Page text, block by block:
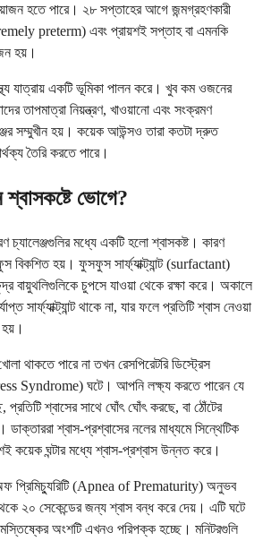
হতে পারে। ২৮ সপ্তাহের আগে জন্মগ্রহণকারী
preterm) এবং প্রায়শই সপ্তাহ বা এমনকি
হয়।
যাত্রায় একটি ভূমিকা পালন করে। খুব কম ওজনের
তাপমাত্রা নিয়ন্ত্রণ, খাওয়ানো এবং সংক্রমণ
সম্মুখীন হয়। কয়েক আউন্সও তারা কতটা দ্রুত
তৈরি করতে পারে।
ভোগে?
চ্যালেঞ্জগুলির মধ্যে একটি হলো শ্বাসকষ্ট। কারণ
বিকশিত হয়। ফুসফুস সার্ফ্যাক্ট্যান্ট (surfactant)
বায়ুথলিগুলিকে চুপসে যাওয়া থেকে রক্ষা করে। অকালে
সার্ফ্যাক্ট্যান্ট থাকে না, যার ফলে প্রতিটি শ্বাস নেওয়া
হয়।
থাকতে পারে না তখন রেসপিরেটরি ডিস্ট্রেস
Syndrome) ঘটে। আপনি লক্ষ্য করতে পারেন যে
শ্বাসের সাথে ঘোঁৎ ঘোঁৎ করছে, বা ঠোঁটের
ডাক্তাররা শ্বাস-প্রশ্বাসের নলের মাধ্যমে সিন্থেটিক
কয়েক ঘন্টার মধ্যে শ্বাস-প্রশ্বাস উন্নত করে।
প্রিমিচ্যুরিটি (Apnea of Prematurity) অনুভব
২০ সেকেন্ডের জন্য শ্বাস বন্ধ করে দেয়। এটি ঘটে
মস্তিষ্কের অংশটি এখনও পরিপক্ক হচ্ছে। মনিটরগুলি